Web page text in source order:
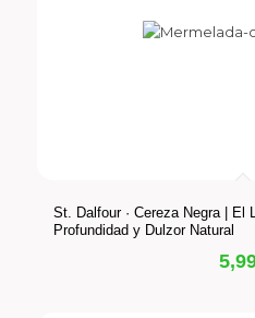
St. Dalfour · Cereza Negra | El
Profundidad y Dulzor Natural